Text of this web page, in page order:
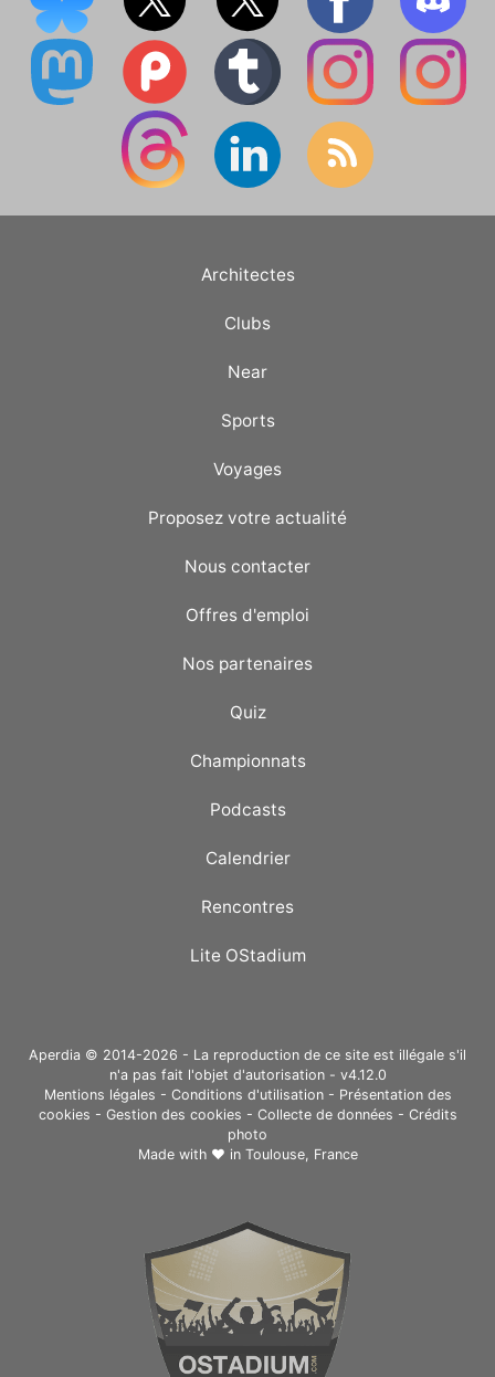
Architectes
Clubs
Near
Sports
Voyages
Proposez votre actualité
Nous contacter
Offres d'emploi
Nos partenaires
Quiz
Championnats
Podcasts
Calendrier
Rencontres
Lite OStadium
Aperdia © 2014-2026 - La reproduction de ce site est illégale s'il
n'a pas fait l'objet d'autorisation - v4.12.0
Mentions légales - Conditions d'utilisation- Présentation des
cookies - Gestion des cookies - Collecte de données - Crédits
photo
Made with ❤ in Toulouse, France